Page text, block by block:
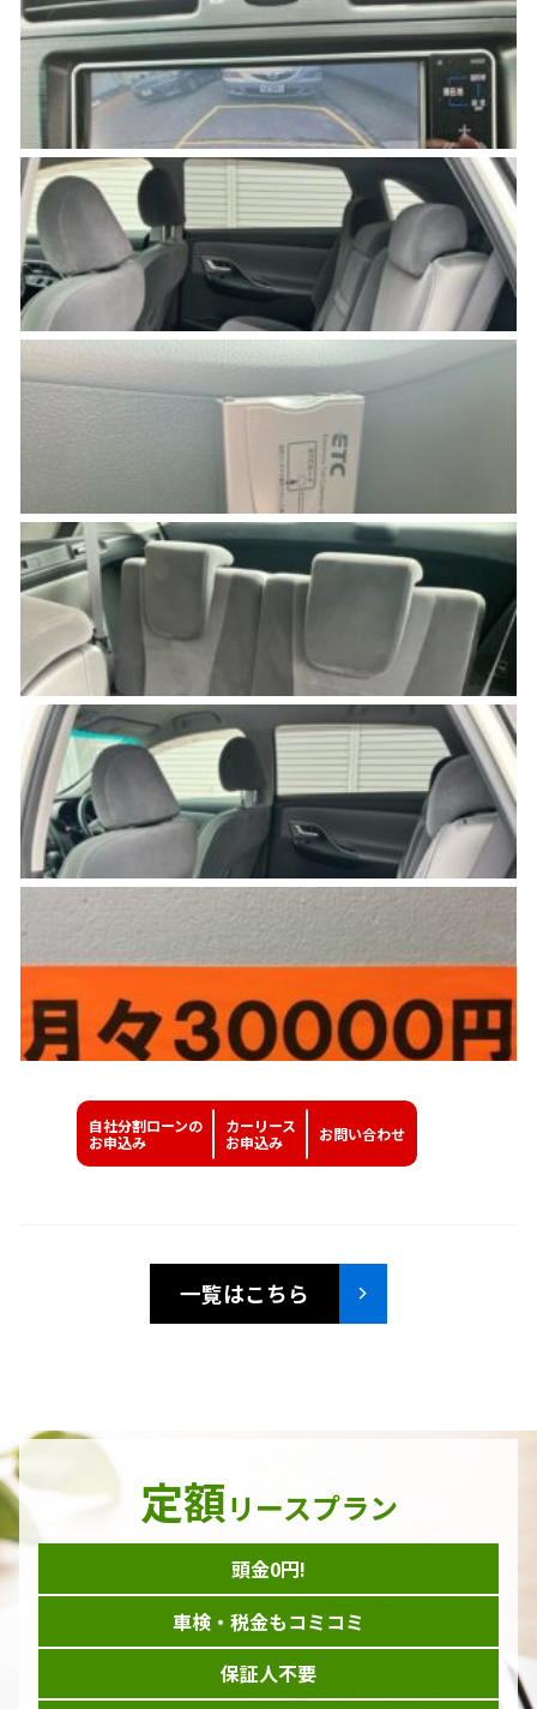
自社分割ローンの
お申込み
カーリース
お申込み
お問い合わせ
一覧はこちら
定額リースプラン
頭金0円!
車検・税金もコミコミ
保証人不要